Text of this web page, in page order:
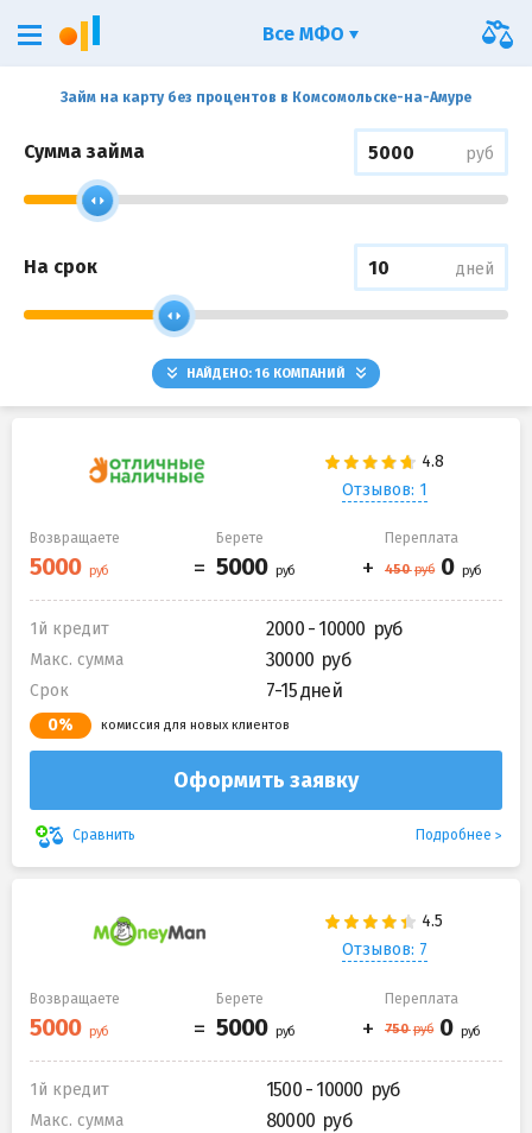
Займ на карту без процентов в Комсомольске-на-Амуре
Сумма займа руб
На срок дней
НАЙДЕНО:16 КОМПАНИЙ
Отзывов: 1
Возвращаете Берете Переплата
1й кредит 2000 - 10000
Макс. сумма 30000
Срок 7-15 дней
0% комиссия для новых клиентов
Оформить заявку
Сравнить Подробнее
Отзывов: 7
Возвращаете Берете Переплата
1й кредит 1500 - 10000
Макс. сумма 80000
Все МФО